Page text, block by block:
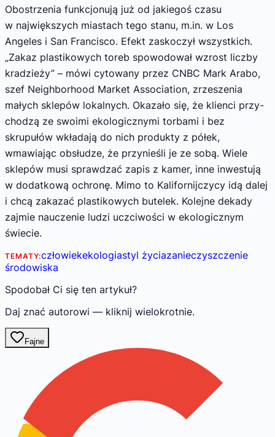
Obostrzenia funkcjonują już od jakiegoś czasu
w największych miastach tego stanu, m.in. w Los
Angeles i San Francisco. Efekt zaskoczył wszystkich.
„Zakaz plastikowych toreb spowodował wzrost liczby
kradzieży” – mówi cytowany przez CNBC Mark Arabo,
szef Neighborhood Market Association, zrzeszenia
małych sklepów lokalnych. Okazało się, że klienci przy-
chodzą ze swoimi ekologicznymi torbami i bez
skrupułów wkładają do nich produkty z półek,
wmawiając obsłudze, że przynieśli je ze sobą. Wiele
sklepów musi sprawdzać zapis z kamer, inne inwestują
w dodatkową ochronę. Mimo to Kalifornijczycy idą dalej
i chcą zakazać plastikowych butelek. Kolejne dekady
zajmie nauczenie ludzi uczciwości w ekologicznym
świecie.
TEMATY:człowiekekologiastyl życiazanieczyszczenie
środowiska
Spodobał Ci się ten artykuł?
Daj znać autorowi — kliknij wielokrotnie.
Fajne